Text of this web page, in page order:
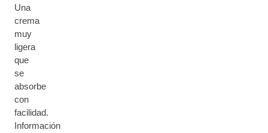
Una
crema
muy
ligera
que
se
absorbe
con
facilidad.
Información